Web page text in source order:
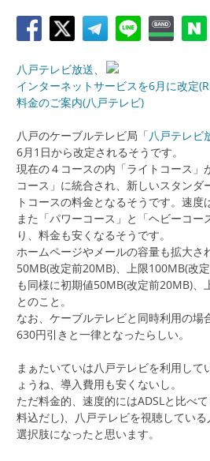
八戸テレビ放送、
インターネットサービスを6月に改定
料金のご案内(八戸テレビ)
八戸のケーブルテレビ局「八戸テレビ
6月1日から改定されるそうです。
現在の４コースの内「ライトコース」
コース」に統合され、新しいスタンダ
トコースの料金となるそうです。速度
また「パワーコース」と「ヘビーコー
り、料金も安くなるそうです。
ホームページやメールの容量も拡大さ
50MB(改定前20MB)、上限100MB(改
も同様に初期値50MB(改定前20MB)
とのこと。
なお、ケーブルテレビと同時利用の場
630円引きと一律となったらしい。
まぁたいていは八戸テレビを利用して
ょうね、導入費用も安くないし。
ただ料金的、速度的にはADSLと比べ
料込だし)、八戸テレビを視聴してい
選択肢になったと思います。